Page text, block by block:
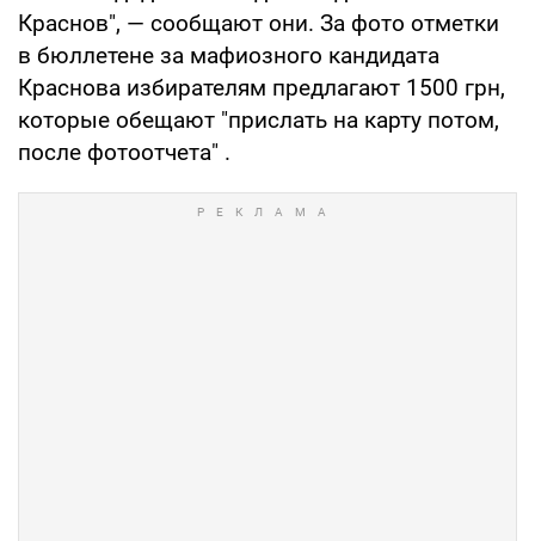
Краснов", — сообщают они. За фото отметки
в бюллетене за мафиозного кандидата
Краснова избирателям предлагают 1500 грн,
которые обещают "прислать на карту потом,
после фотоотчета" .